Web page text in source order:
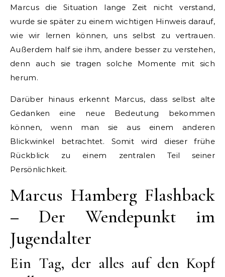
Marcus die Situation lange Zeit nicht verstand,
wurde sie später zu einem wichtigen Hinweis darauf,
wie wir lernen können, uns selbst zu vertrauen.
Außerdem half sie ihm, andere besser zu verstehen,
denn auch sie tragen solche Momente mit sich
herum.
Darüber hinaus erkennt Marcus, dass selbst alte
Gedanken eine neue Bedeutung bekommen
können, wenn man sie aus einem anderen
Blickwinkel betrachtet. Somit wird dieser frühe
Rückblick zu einem zentralen Teil seiner
Persönlichkeit.
Marcus Hamberg Flashback
– Der Wendepunkt im
Jugendalter
Ein Tag, der alles auf den Kopf